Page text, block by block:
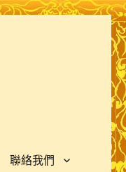
聯絡我們